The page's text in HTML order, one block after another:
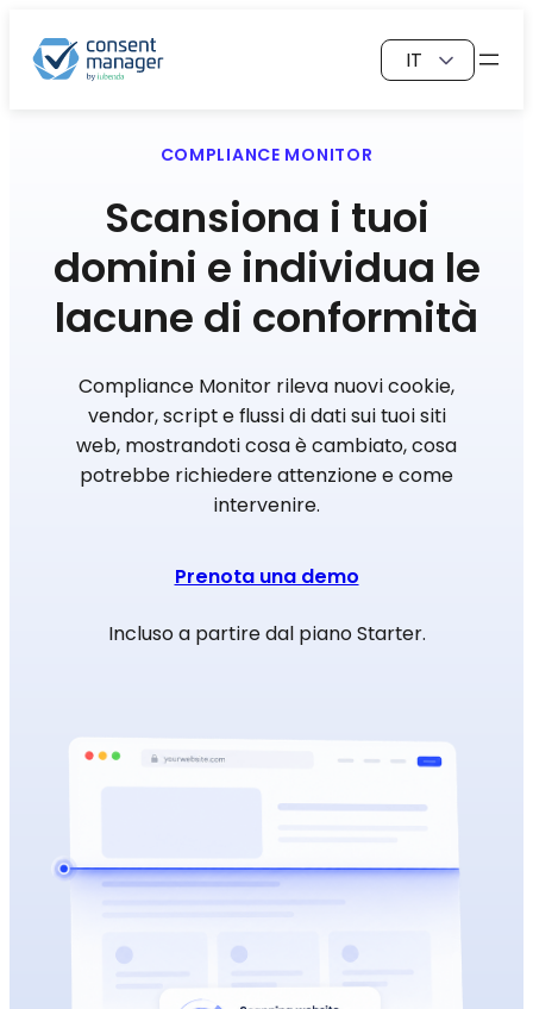
contenuto
Scegli
una
COMPLIANCE MONITOR
Scansiona i tuoi
domini e individua le
lacune di conformità
Compliance Monitor rileva nuovi cookie,
vendor, script e flussi di dati sui tuoi siti
web, mostrandoti cosa è cambiato, cosa
potrebbe richiedere attenzione e come
intervenire.
Prenota una demo
Incluso a partire dal piano Starter.